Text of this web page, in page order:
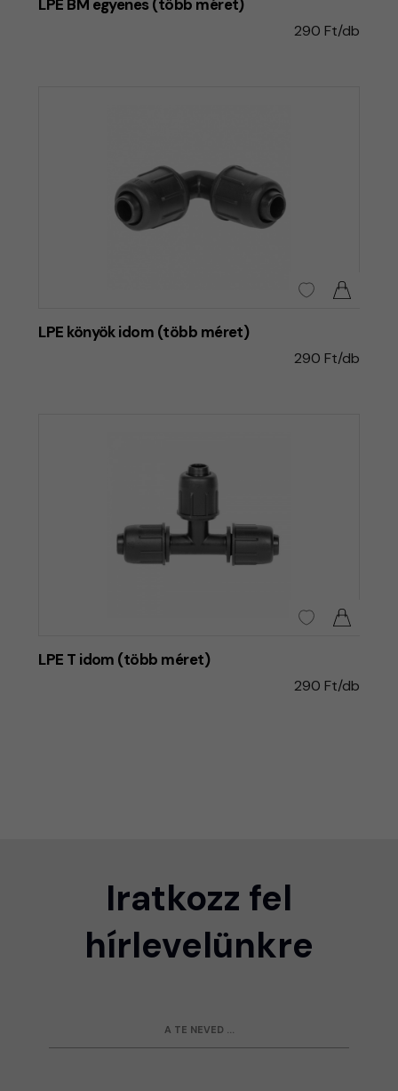
LPE BM egyenes (több méret)
290 Ft/db
LPE könyök idom (több méret)
290 Ft/db
LPE T idom (több méret)
290 Ft/db
Iratkozz fel
hírlevelünkre